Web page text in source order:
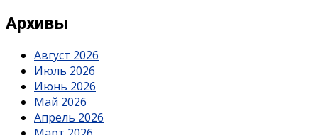
Архивы
Август 2026
Июль 2026
Июнь 2026
Май 2026
Апрель 2026